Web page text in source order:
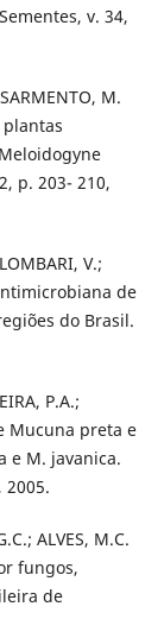
v. 34,
M.
plantas
p. 203- 210,
V.;
de
do Brasil.
P.A.;
Mucuna preta e
e M. javanica.
2005.
ALVES, M.C.
fungos,
de